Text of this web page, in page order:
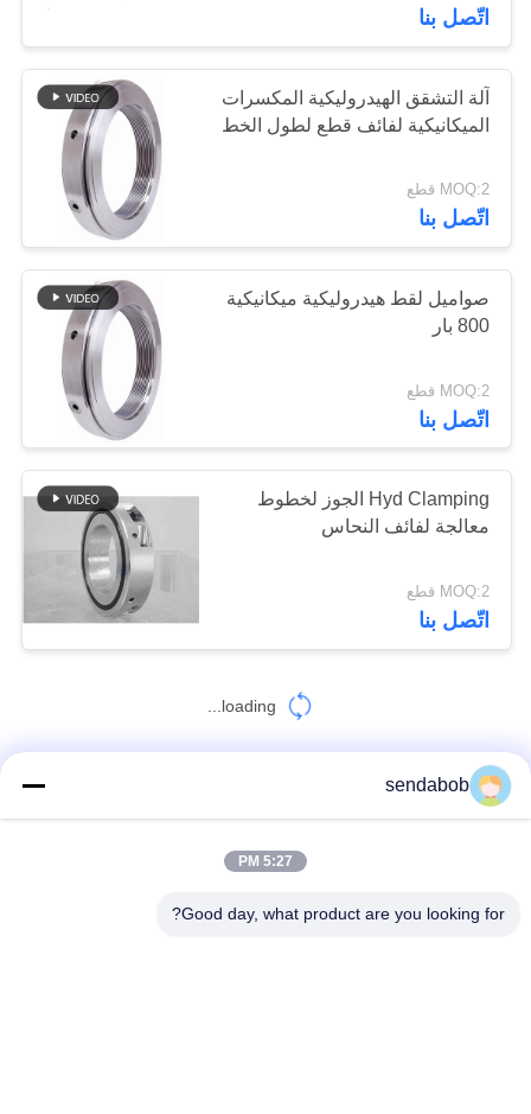
اتّصل بنا
آلة التشقق الهيدروليكية المكسرات
الميكانيكية لفائف قطع لطول الخط
MOQ:2 قطع
اتّصل بنا
صواميل لقط هيدروليكية ميكانيكية
800 بار
MOQ:2 قطع
اتّصل بنا
Hyd Clamping الجوز لخطوط
معالجة لفائف النحاس
MOQ:2 قطع
اتّصل بنا
loading...
sendabob
5:27 PM
Good day, what product are you looking for?